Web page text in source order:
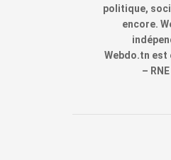
politique,
encore.
Webdo.tn est
–